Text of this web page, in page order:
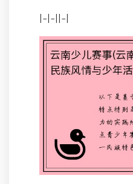
|-|-||-|